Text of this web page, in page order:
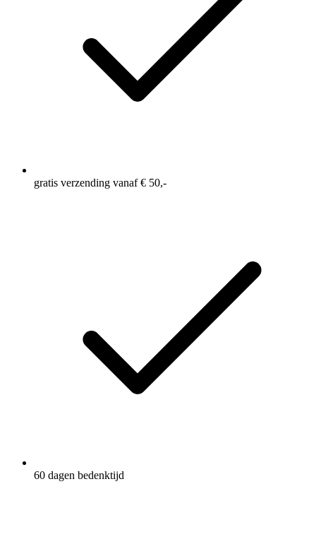
gratis verzending vanaf € 50,-
60 dagen bedenktijd